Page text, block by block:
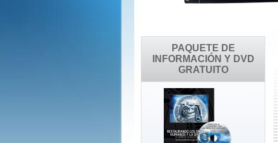
PAQUETE DE
INFORMACIÓN Y DVD
GRATUITO